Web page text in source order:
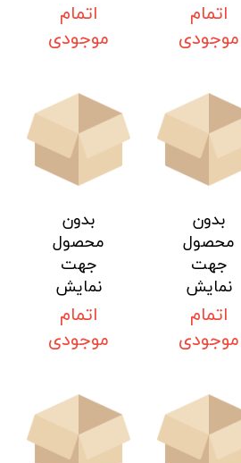
اتمام
موجودی
اتمام
موجودی
بدون
محصول
جهت
نمایش
اتمام
موجودی
بدون
محصول
جهت
نمایش
اتمام
موجودی